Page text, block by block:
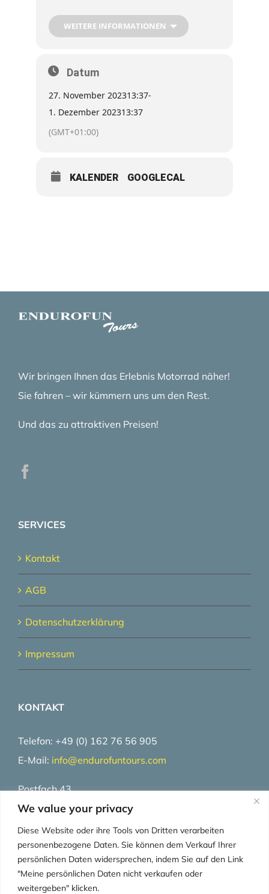
We value your privacy
Diese Website oder ihre Tools von Dritten verarbeiten
personenbezogene Daten. Sie können dem Verkauf Ihrer
persönlichen Daten widersprechen, indem Sie auf den Link
"Meine persönlichen Daten nicht verkaufen oder
weitergeben" klicken.
Mittelmeerraum. Die Insel ist ein Granitgebirge
im Meer, das von 2800 m Höhe bis runter zum
und abwechselungsreiche Landschaftsbilder
aufweist.
WEITERE INFORMATIONEN
Datum
27. November 202313:37-
1. Dezember 202313:37
(GMT+01:00)
KALENDER GOOGLECAL
Wir bringen Ihnen das Erlebnis Motorrad näher!
Sie fahren – wir kümmern uns um den Rest.
Und das zu attraktiven Preisen!
SERVICES
Kontakt
AGB
Datenschutzerklärung
Impressum
KONTAKT
Telefon: +49 (0) 162 76 56 905
E-Mail: info@endurofuntours.com
Postfach 43
25710 Burg / Dithmarschen
Deutschland